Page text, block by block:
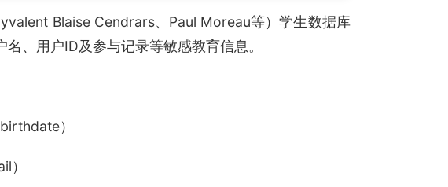
Blaise Cendrars、Paul Moreau等）学生数据库
、用户ID及参与记录等敏感教育信息。
）
）